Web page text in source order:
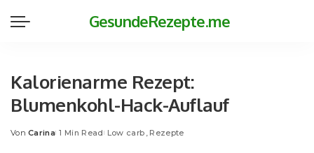
GesundeRezepte.me
Kalorienarme Rezept:
Blumenkohl-Hack-Auflauf
Posted
Von Carina 1 Min Read Low carb Rezepte